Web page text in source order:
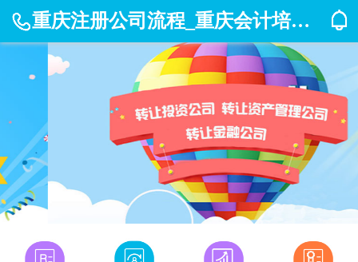
重庆注册公司流程_重庆会计培训_代办资质_代理记账-朗聚企服